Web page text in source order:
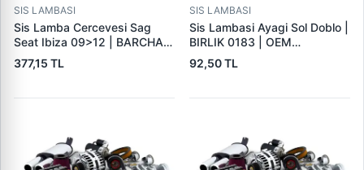
SIS LAMBASI
Sis Lamba Cercevesi Sag
Seat Ibiza 09>12 | BARCHA
6J0853666A | OEM
6J0853666A
377,15 TL
SIS LAMBASI
Sis Lambasi Ayagi Sol Doblo |
BIRLIK 0183 | OEM
40370744
92,50 TL